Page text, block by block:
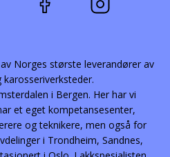
Norges største leverandører av
i Bergen. Her har vi
et eget kompetansesenter,
og teknikere, men også for
i Trondheim, Sandnes,